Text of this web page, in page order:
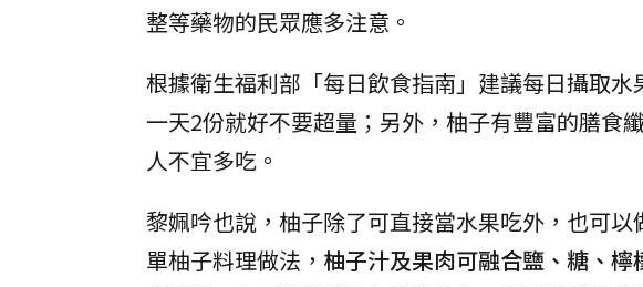
整等藥物的民眾應多注意。
根據衛生福利部「每日飲食指南」建議每日攝取
一天2份就好不要超量；另外，柚子有豐富的膳食
人不宜多吃。
黎姵吟也說，柚子除了可直接當水果吃外，也可
單柚子料理做法， 柚子汁及果肉可融合鹽、糖、